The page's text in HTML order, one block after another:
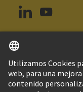
Brasil